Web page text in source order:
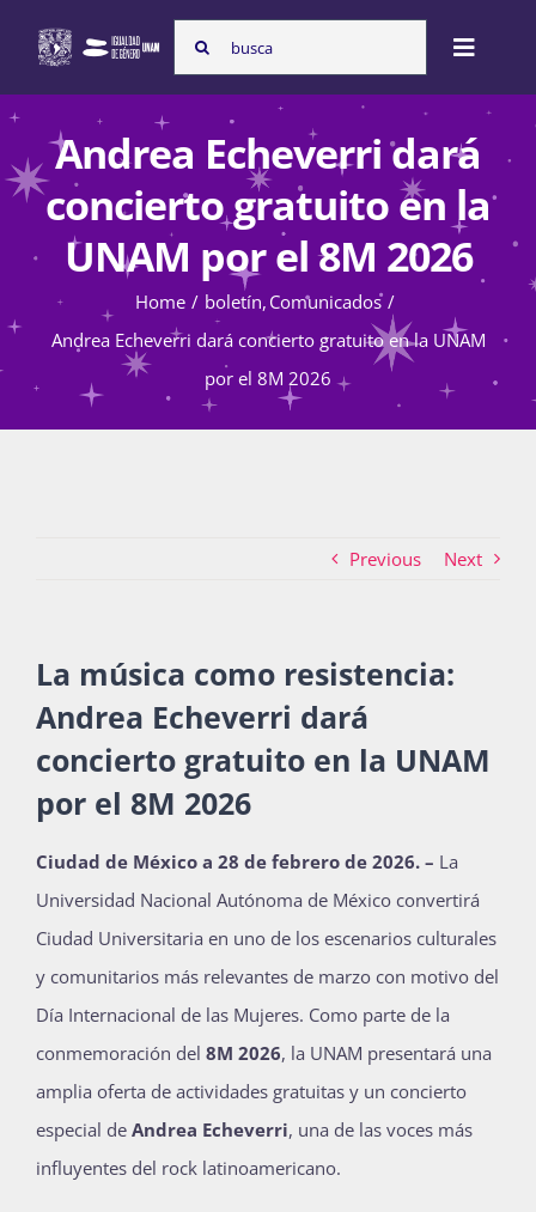
content
Search
for:
Toggle
Inicio
Nosotras
Programas
Atención de la violencia de género
La Boletina
Blog
Recursos
Súmate
Publicaciones
Andrea Echeverri dará
concierto gratuito en la
UNAM por el 8M 2026
Home boletín Comunicados
Andrea Echeverri dará concierto gratuito en la UNAM
por el 8M 2026
Previous Next
La música como resistencia:
Andrea Echeverri dará
concierto gratuito en la UNAM
por el 8M 2026
Ciudad de México a 28 de febrero de 2026. – La
Universidad Nacional Autónoma de México convertirá
Ciudad Universitaria en uno de los escenarios culturales
y comunitarios más relevantes de marzo con motivo del
Día Internacional de las Mujeres. Como parte de la
conmemoración del 8M 2026, la UNAM presentará una
amplia oferta de actividades gratuitas y un concierto
especial de Andrea Echeverri, una de las voces más
influyentes del rock latinoamericano.